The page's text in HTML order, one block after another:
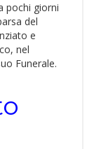
pochi giorni
del
e
nel
Funerale.